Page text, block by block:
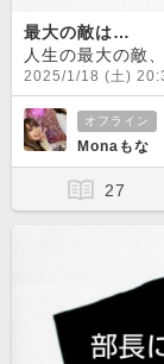
最大の敵は…
人生の最大の敵
2025/1/18 (土)
オフライン
Monaもな
27